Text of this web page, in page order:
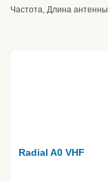
Частота, Длина антенны
Radial A0 VHF